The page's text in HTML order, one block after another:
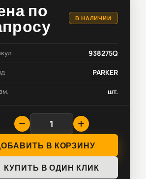
по
В НАЛИЧИИ
938275Q
PARKER
шт.
В КОРЗИНУ
КУПИТЬ В ОДИН КЛИК